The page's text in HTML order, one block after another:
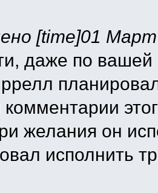
[time]01
даже по
желания он
исполнить